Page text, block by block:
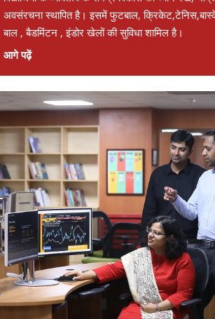
अवसंरचना स्थापित है। इसमें फुटबाल,
बाल , बैडमिंटन , इंडोर खेलों की सुविधा शामिल है।
आगे पढ़ें